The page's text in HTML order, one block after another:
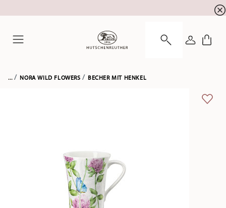
... NORA WILD FLOWERS BECHER MIT HENKEL
ADD